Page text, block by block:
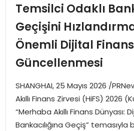
EĞITIM
SPOR
GÜNDEM
MAGAZIN
Temsilci Odaklı
Geçişini
Önemli Dijital
Güncellenmesi
SHANGHAI, 25 Mayıs 2026 /
Akıllı Finans Zirvesi (HiFS) 2026
“Merhaba Akıllı Finans Dünyası:
Bankacılığına Geçiş” temasıyla